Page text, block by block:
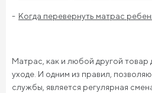
Когда перевернуть матрас
Матрас, как и любой другой товар
уходе. И одним из правил,
службы, является регулярная